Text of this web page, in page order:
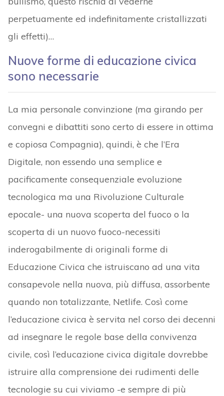
perpetuamente ed indefinitamente cristallizzati
gli effetti)…
Nuove forme di educazione civica
sono necessarie
La mia personale convinzione (ma girando per
convegni e dibattiti sono certo di essere in ottima
e copiosa Compagnia), quindi, è che l’Era
Digitale, non essendo una semplice e
pacificamente consequenziale evoluzione
tecnologica ma una Rivoluzione Culturale
epocale- una nuova scoperta del fuoco o la
scoperta di un nuovo fuoco-necessiti
inderogabilmente di originali forme di
Educazione Civica che istruiscano ad una vita
consapevole nella nuova, più diffusa, assorbente
quando non totalizzante, Netlife. Così come
l’educazione civica è servita nel corso dei decenni
ad insegnare le regole base della convivenza
civile, così l’educazione civica digitale dovrebbe
istruire alla comprensione dei rudimenti delle
tecnologie su cui viviamo -e sempre di più